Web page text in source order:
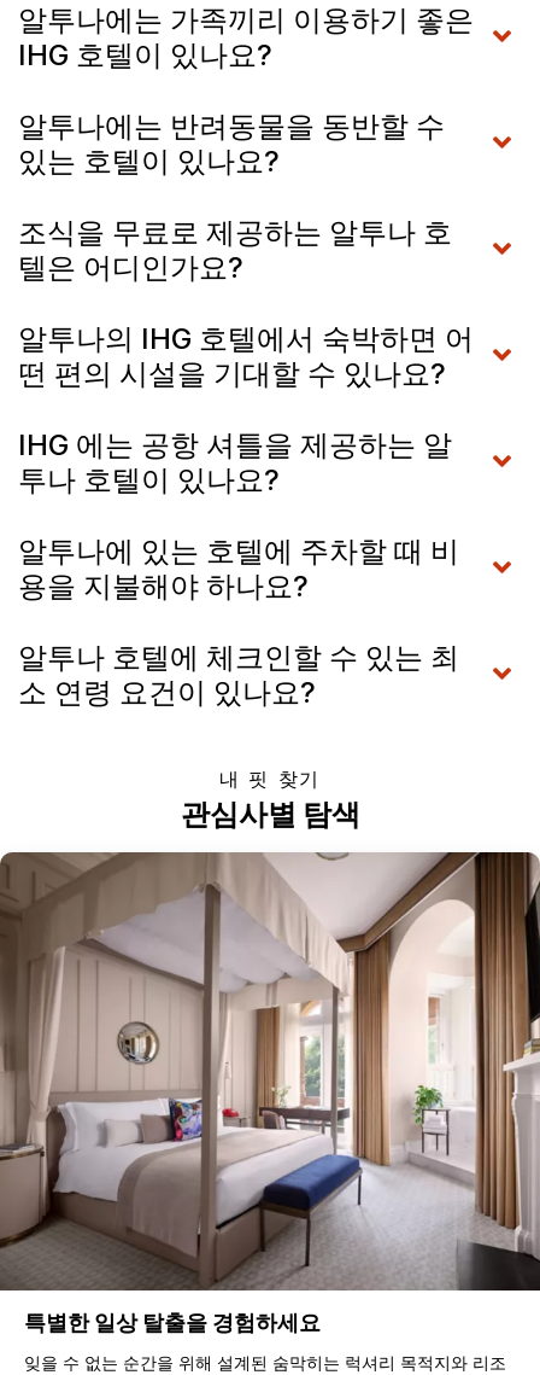
알투나에는 가족끼리 이용하기 좋은
IHG 호텔이 있나요?
알투나에는 반려동물을 동반할 수
있는 호텔이 있나요?
조식을 무료로 제공하는 알투나 호
텔은 어디인가요?
알투나의 IHG 호텔에서 숙박하면 어
떤 편의 시설을 기대할 수 있나요?
IHG 에는 공항 셔틀을 제공하는 알
투나 호텔이 있나요?
알투나에 있는 호텔에 주차할 때 비
용을 지불해야 하나요?
알투나 호텔에 체크인할 수 있는 최
소 연령 요건이 있나요?
내 핏 찾기
관심사별 탐색
특별한 일상 탈출을 경험하세요
잊을 수 없는 순간을 위해 설계된 숨막히는 럭셔리 목적지와 리조